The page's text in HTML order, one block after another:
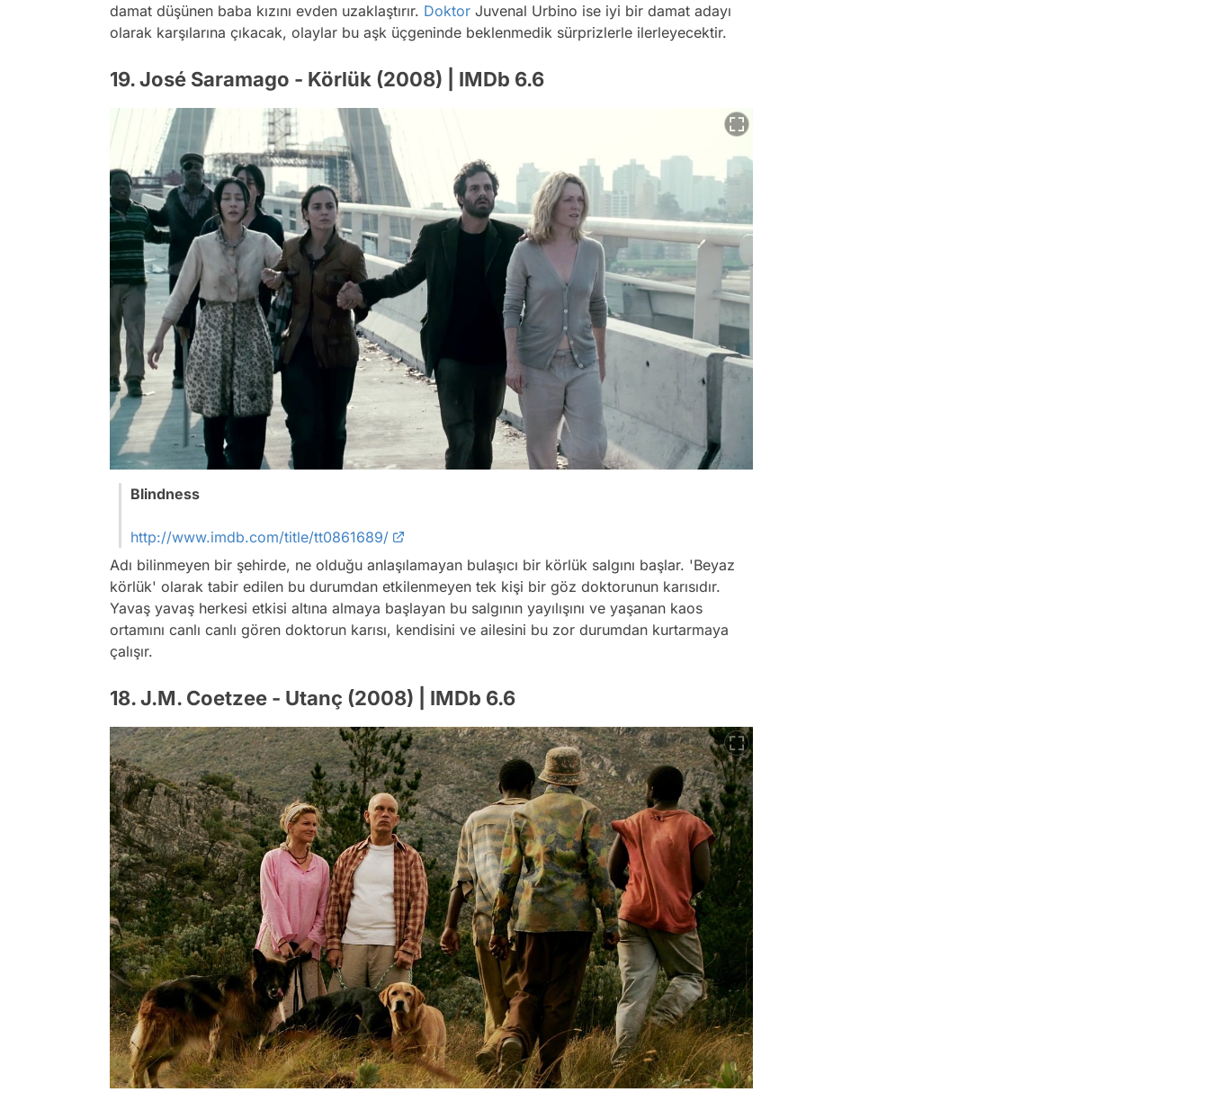
damat düşünen baba kızını evden uzaklaştırır. Doktor Juvenal Urbino ise iyi bir damat adayı
olarak karşılarına çıkacak, olaylar bu aşk üçgeninde beklenmedik sürprizlerle ilerleyecektir.
19. José Saramago - Körlük (2008) | IMDb 6.6
Blindness
http://www.imdb.com/title/tt0861689/
Adı bilinmeyen bir şehirde, ne olduğu anlaşılamayan bulaşıcı bir körlük salgını başlar. 'Beyaz
körlük' olarak tabir edilen bu durumdan etkilenmeyen tek kişi bir göz doktorunun karısıdır.
Yavaş yavaş herkesi etkisi altına almaya başlayan bu salgının yayılışını ve yaşanan kaos
ortamını canlı canlı gören doktorun karısı, kendisini ve ailesini bu zor durumdan kurtarmaya
çalışır.
18. J.M. Coetzee - Utanç (2008) | IMDb 6.6